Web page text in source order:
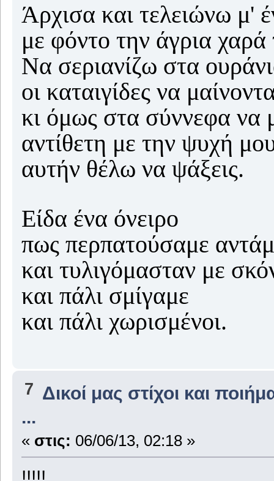
Άρχισα και τελειώνω μ'
με φόντο την άγρια
Να σεριανίζω στα
οι καταιγίδες να
κι όμως στα σύννεφα να
αντίθετη με την ψυχή
αυτήν θέλω να ψάξεις.
Είδα ένα όνειρο
πως περπατούσαμε
και τυλιγόμασταν με
και πάλι σμίγαμε
και πάλι χωρισμένοι.
7 Δικοί μας στίχοι και
...
« στις: 06/06/13, 02:18 »
!!!!!